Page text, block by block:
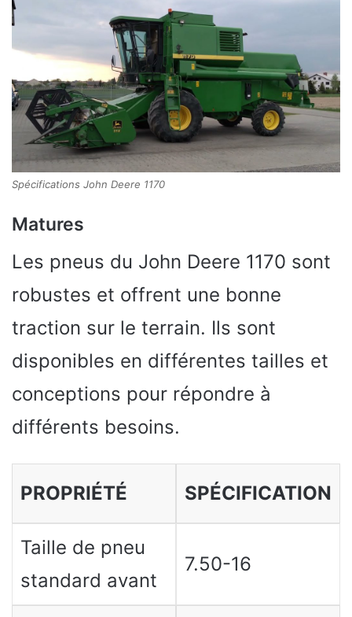
Spécifications John Deere 1170
Matures
Les pneus du John Deere 1170 sont
robustes et offrent une bonne
traction sur le terrain. Ils sont
disponibles en différentes tailles et
conceptions pour répondre à
différents besoins.
PROPRIÉTÉ SPÉCIFICATION
Taille de pneu
standard avant
7.50-16